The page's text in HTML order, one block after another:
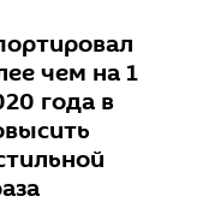
чем на 1
года в